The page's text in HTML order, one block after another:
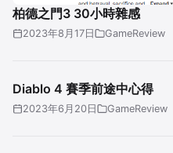
柏德之門3 30小時雜感
2023年8月17日 GameReview
Diablo 4 賽季前途中心得
2023年6月20日 GameReview